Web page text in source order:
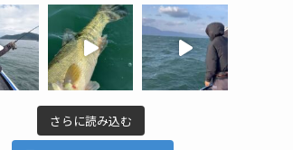
さらに読み込む